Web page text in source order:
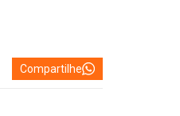
Compartilhe